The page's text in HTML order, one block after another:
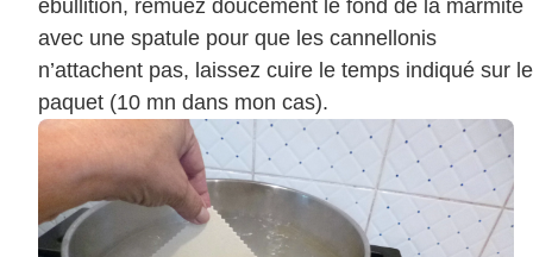
ébullition, remuez doucement le fond de la marmite
avec une spatule pour que les cannellonis
n’attachent pas, laissez cuire le temps indiqué sur le
paquet (10 mn dans mon cas).